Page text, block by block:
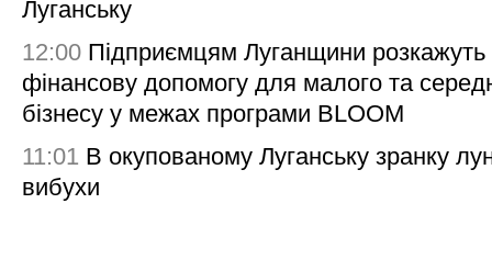
Луганську
12:00 Підприємцям Луганщини розкажуть
фінансову допомогу для малого та
бізнесу у межах програми BLOOM
11:01 В окупованому Луганську зранку
вибухи